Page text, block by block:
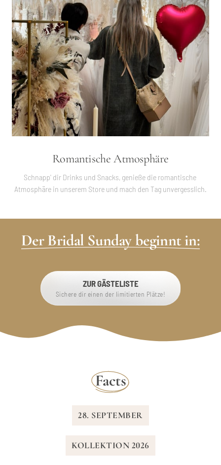
Romantische Atmosphäre
Schnapp' dir Drinks und Snacks, genieße die romantische
Atmosphäre in unserem Store und mach den Tag unvergesslich.
Der Bridal Sunday beginnt in:
ZUR GÄSTELISTE
Sichere dir einen der limitierten Plätze!
Facts
28. SEPTEMBER
KOLLEKTION 2026